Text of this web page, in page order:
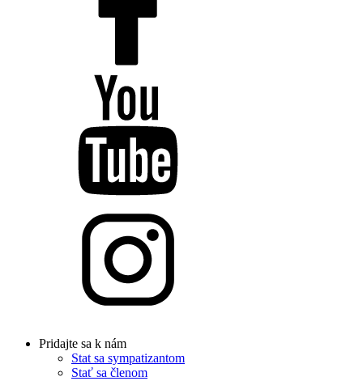
Pridajte sa k nám
Stat sa sympatizantom
Stať sa členom